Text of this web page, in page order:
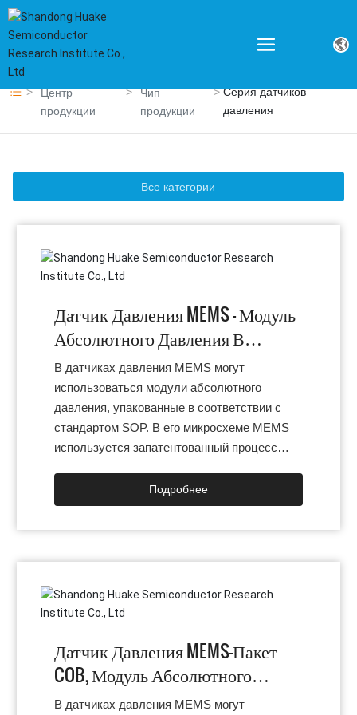
Центр
продукции
Чип
продукции
Серия датчиков
давления
Все категории
Датчик Давления MEMS - Модуль
Абсолютного Давления В
Корпусе SOP
В датчиках давления MEMS могут
использоваться модули абсолютного
давления, упакованные в соответствии с
стандартом SOP. В его микросхеме MEMS
используется запатентованный процесс
согласованность и стабильность продукта.
Внешний вид продукта совместим с
основными международными
настроить в соответствии с потребностями
клиента.
Подробнее
Датчик Давления MEMS-Пакет
COB, Модуль Абсолютного
Давления
В датчиках давления MEMS могут